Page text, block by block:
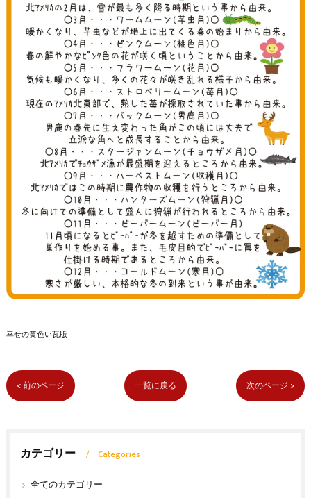
幸せの黄色い瓦版
< 前のページ 一覧に戻る 次のページ >
カテゴリー Categories
全てのカテゴリー